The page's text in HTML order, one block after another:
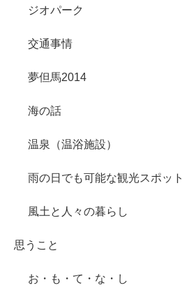
ジオパーク
交通事情
夢但馬2014
海の話
温泉（温浴施設）
雨の日でも可能な観光スポット
風土と人々の暮らし
思うこと
お・も・て・な・し